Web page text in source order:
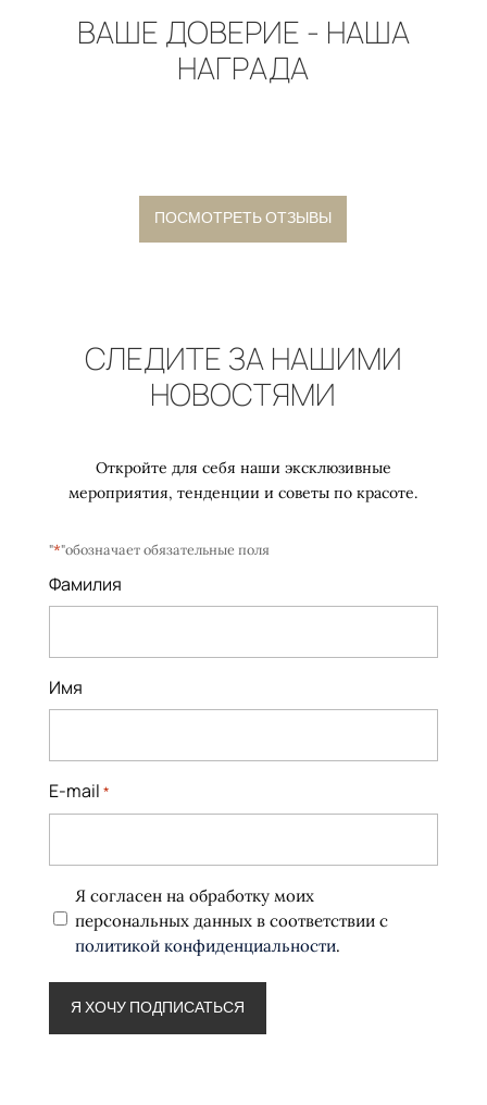
ВАШЕ ДОВЕРИЕ - НАША
НАГРАДА
ПОСМОТРЕТЬ ОТЗЫВЫ
СЛЕДИТЕ ЗА НАШИМИ
НОВОСТЯМИ
Откройте для себя наши эксклюзивные
мероприятия, тенденции и советы по красоте.
"*"обозначает обязательные поля
Фамилия
Имя
E-mail *
Политика
конфиденциальности
Я согласен на обработку моих
персональных данных в соответствии с
политикой конфиденциальности.